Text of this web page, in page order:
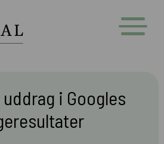
i Googles